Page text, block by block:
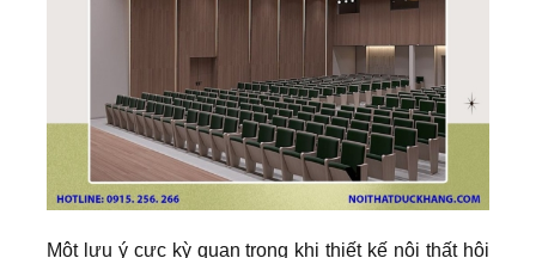
Một lưu ý cực kỳ quan trọng khi thiết kế nội thất hội